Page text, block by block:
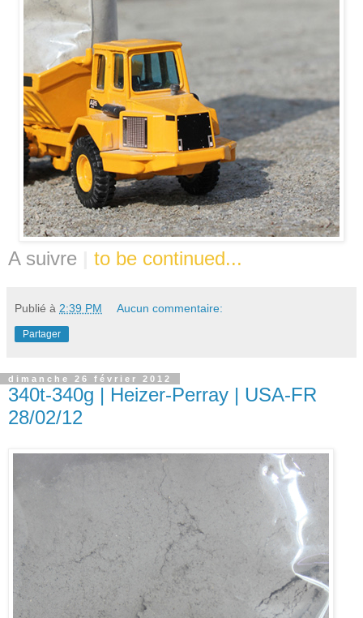
A suivre to be continued...
Publié à 2:39 PM Aucun commentaire:
Partager
dimanche 26 février 2012
340t-340g | Heizer-Perray | USA-FR
28/02/12